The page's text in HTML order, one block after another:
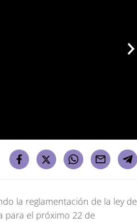
la reglamentación de la ley de
para el próximo 22 de